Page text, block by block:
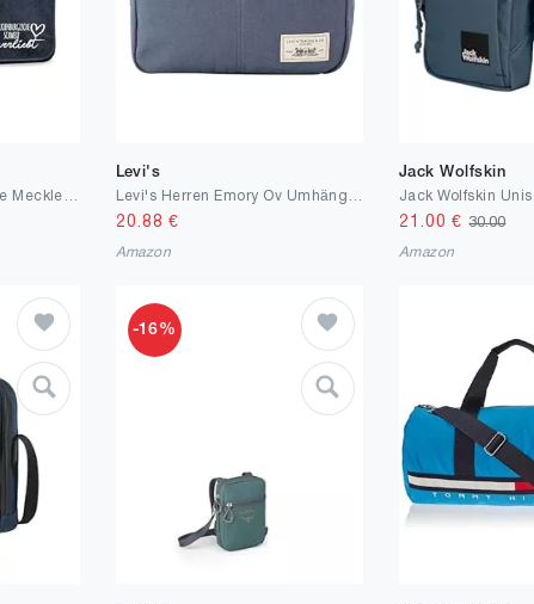
Levi's
20.88 €
Amazon
Jack Wolfskin
21.00 €30.00
Amazon
-16%